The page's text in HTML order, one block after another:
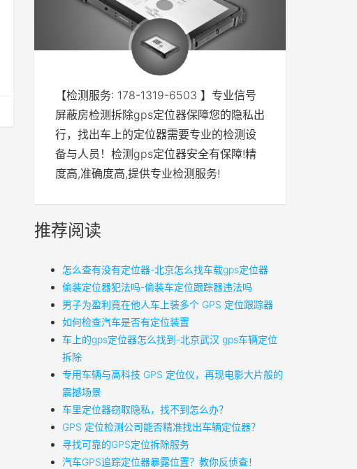
【检测服务: 178-1319-6503 】专业信号
屏蔽房检测拆除gps定位器保障您的隐私出
行，找出车上的定位器需要专业的检测设
备与人员！检测gps定位器安全有保障!精
度高,准确度高,提供专业检测服务!
推荐阅读
怎么查有没有定位器-北京怎么找车载gps定位器
偷装定位器犯法吗-偷装车定位跟踪器违法吗
男子为盈利竟在他人车上装多个 GPS 定位跟踪器
如何检查汽车是否有定位装置
车上的gps定位器怎么找到-北京武汉 gps车辆定位
拆除
专用车辆与高科技 GPS 定位仪，再现电影大片般的
震撼场景
车里定位器窃取隐私，找不到怎么办？
GPS 定位检测公司能否精准找出车辆定位器？
寻找可靠的GPS定位拆除服务
汽车GPS追踪定位器暴露位置？教你反侦查！